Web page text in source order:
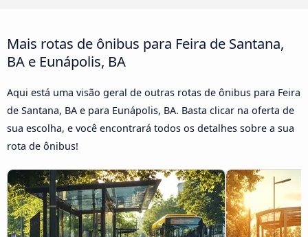
Mais rotas de ônibus para Feira de Santana,
BA e Eunápolis, BA
Aqui está uma visão geral de outras rotas de ônibus para Feira
de Santana, BA e para Eunápolis, BA. Basta clicar na oferta de
sua escolha, e você encontrará todos os detalhes sobre a sua
rota de ônibus!